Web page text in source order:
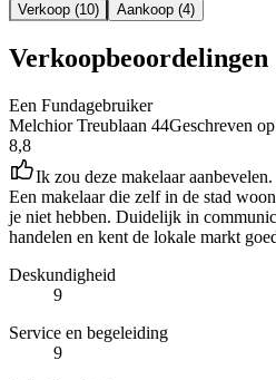
Verkoop (10) Aankoop (4)
Verkoopbeoordelingen
Een Fundagebruiker
Melchior Treublaan 44Geschreven op
8,8
Ik zou deze makelaar aanbevelen.
Een makelaar die zelf in de stad
je niet hebben. Duidelijk in
handelen en kent de lokale markt
Deskundigheid
9
Service en begeleiding
9